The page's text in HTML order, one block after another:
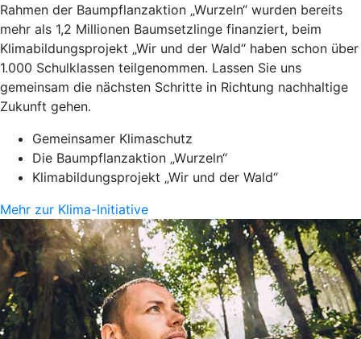
Rahmen der Baumpflanzaktion „Wurzeln“ wurden bereits
mehr als 1,2 Millionen Baumsetzlinge finanziert, beim
Klimabildungsprojekt „Wir und der Wald“ haben schon über
1.000 Schulklassen teilgenommen. Lassen Sie uns
gemeinsam die nächsten Schritte in Richtung nachhaltige
Zukunft gehen.
Gemeinsamer Klimaschutz
Die Baumpflanzaktion „Wurzeln“
Klimabildungsprojekt „Wir und der Wald“
Mehr zur Klima-Initiative